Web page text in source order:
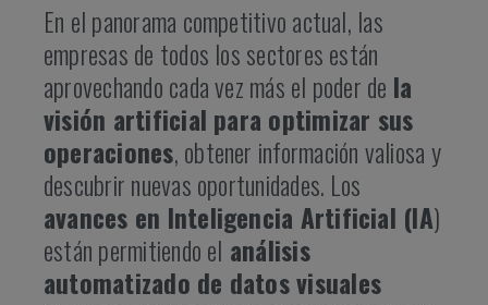
En el panorama competitivo actual, las
empresas de todos los sectores están
aprovechando cada vez más el poder de la
visión artificial para optimizar sus
operaciones, obtener información valiosa y
descubrir nuevas oportunidades. Los
avances en Inteligencia Artificial (IA)
están permitiendo el análisis
automatizado de datos visuales